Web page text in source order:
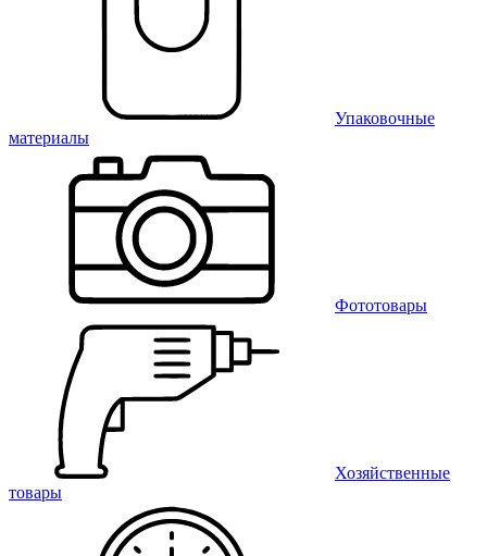
Упаковочные
материалы
Фототовары
Хозяйственные
товары